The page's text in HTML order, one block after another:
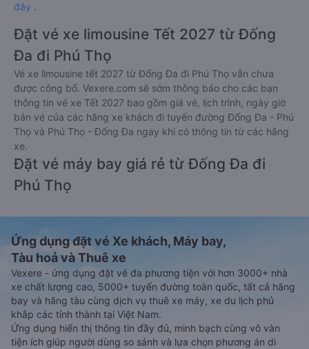
đây .
Đặt vé xe limousine Tết 2027 từ Đống
Đa đi Phú Thọ
Vé xe limousine tết 2027 từ Đống Đa đi Phú Thọ vẫn chưa
được công bố. Vexere.com sẽ sớm thông báo cho các bạn
thông tin vé xe Tết 2027 bao gồm giá vé, lịch trình, ngày giờ
bán vé của các hãng xe khách đi tuyến đường Đống Đa - Phú
Thọ và Phú Thọ - Đống Đa ngay khi có thông tin từ các hãng
xe.
Đặt vé máy bay giá rẻ từ Đống Đa đi
Phú Thọ
Ứng dụng đặt vé Xe khách, Máy bay,
Tàu hoả và Thuê xe
Vexere - ứng dụng đặt vé đa phương tiện với hơn 3000+ nhà
xe chất lượng cao, 5000+ tuyến đường toàn quốc, tất cả hãng
bay và hãng tàu cùng dịch vụ thuê xe máy, xe du lịch phủ
khắp các tỉnh thành tại Việt Nam.
Ứng dụng hiển thị thông tin đầy đủ, minh bạch cùng vô vàn
tiện ích giúp người dùng so sánh và lựa chọn phương án di